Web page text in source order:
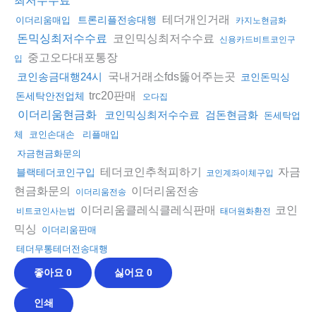
이더리움매입 트론리플전송대행 테더개인거래 카지노현금화
돈믹싱최저수수료 코인믹싱최저수수료
신용카드비트코인구
입
중고오다대포통장
코인송금대행24시 국내거래소fds뚫어주는곳
코인돈믹싱
돈세탁안전업체 trc20판매 오다집
이더리움현금화 코인믹싱최저수수료 검돈현금화 돈세탁업
체
코인손대손
리플매입
자금현금화문의
블랙테더코인구입 테더코인추척피하기 코인계좌이체구입 자금
현금화문의
이더리움전송 이더리움전송
비트코인사는법 이더리움클레식클레식판매 태더원화환전
코인
믹싱
이더리움판매
테더무통테더전송대행
좋아요 0 싫어요 0
인쇄